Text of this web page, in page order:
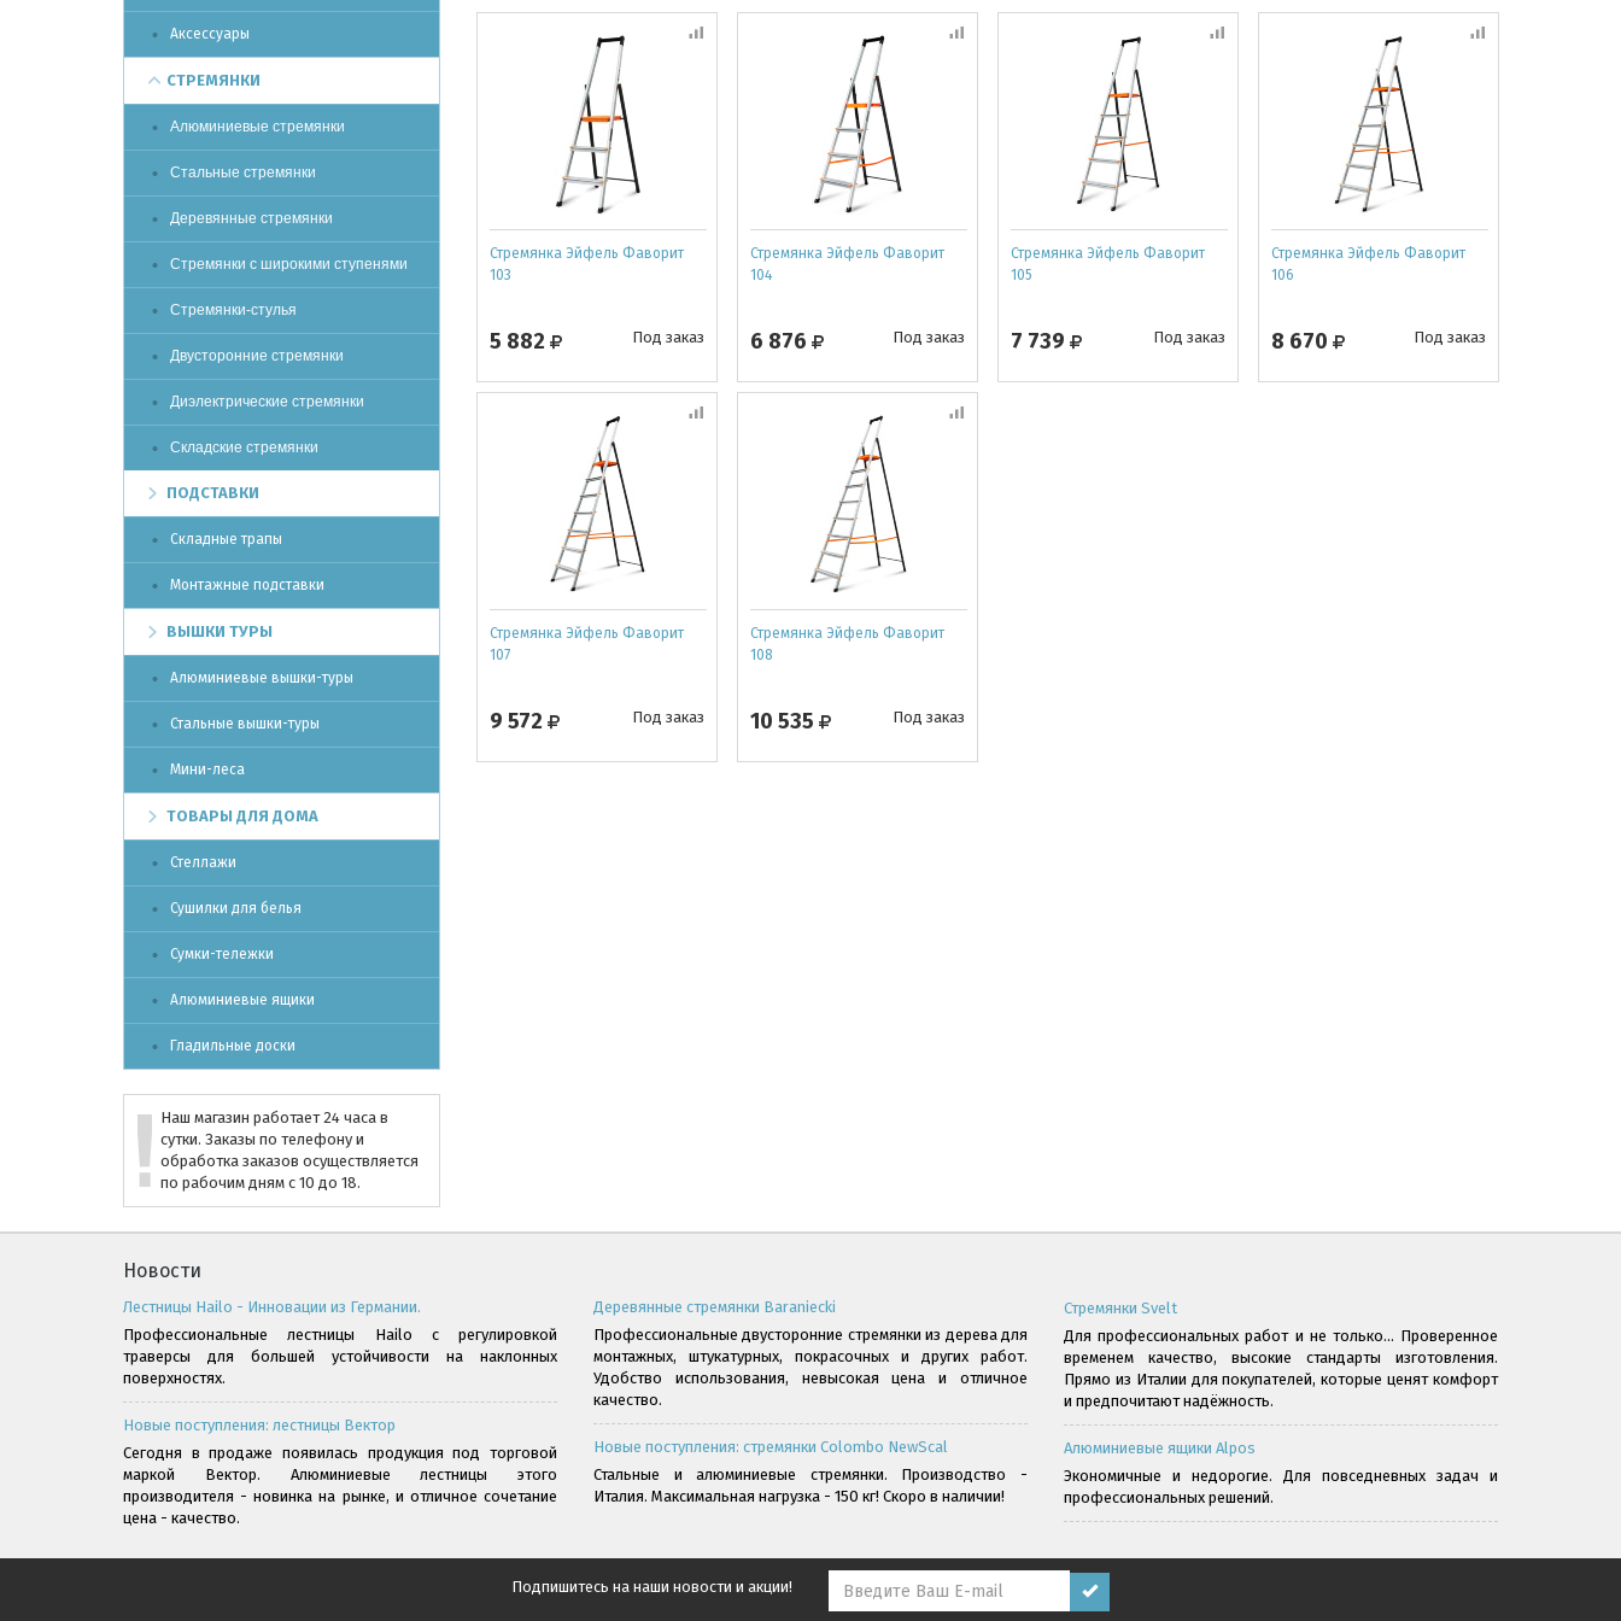
Аксессуары
СТРЕМЯНКИ
Алюминиевые стремянки
Стальные стремянки
Деревянные стремянки
Стремянки с широкими ступенями
Стремянки-стулья
Двусторонние стремянки
Диэлектрические стремянки
Складские стремянки
ПОДСТАВКИ
Складные трапы
Монтажные подставки
ВЫШКИ ТУРЫ
Алюминиевые вышки-туры
Стальные вышки-туры
Мини-леса
ТОВАРЫ ДЛЯ ДОМА
Стеллажи
Сушилки для белья
Сумки-тележки
Алюминиевые ящики
Гладильные доски
Наш магазин работает 24 часа в
сутки. Заказы по телефону и
обработка заказов осуществляется
по рабочим дням с 10 до 18.
Стремянка Эйфель Фаворит
103
5 882 Под заказ
Стремянка Эйфель Фаворит
104
6 876 Под заказ
Стремянка Эйфель Фаворит
105
7 739 Под заказ
Стремянка Эйфель Фаворит
106
8 670 Под заказ
Стремянка Эйфель Фаворит
107
9 572 Под заказ
Стремянка Эйфель Фаворит
108
10 535 Под заказ
Новости
Лестницы Hailo - Инновации из Германии.
Профессиональные лестницы Hailo с регулировкой
траверсы для большей устойчивости на наклонных
поверхностях.
Новые поступления: лестницы Вектор
Сегодня в продаже появилась продукция под торговой
маркой Вектор. Алюминиевые лестницы этого
производителя - новинка на рынке, и отличное сочетание
цена - качество.
Деревянные стремянки Baraniecki
Профессиональные двусторонние стремянки из дерева для
монтажных, штукатурных, покрасочных и других работ.
Удобство использования, невысокая цена и отличное
качество.
Новые поступления: стремянки Colombo NewScal
Стальные и алюминиевые стремянки. Производство -
Италия. Максимальная нагрузка - 150 кг! Скоро в наличии!
Стремянки Svelt
Для профессиональных работ и не только... Проверенное
временем качество, высокие стандарты изготовления.
Прямо из Италии для покупателей, которые ценят комфорт
и предпочитают надёжность.
Алюминиевые ящики Alpos
Экономичные и недорогие. Для повседневных задач и
профессиональных решений.
Подпишитесь на наши новости и акции!